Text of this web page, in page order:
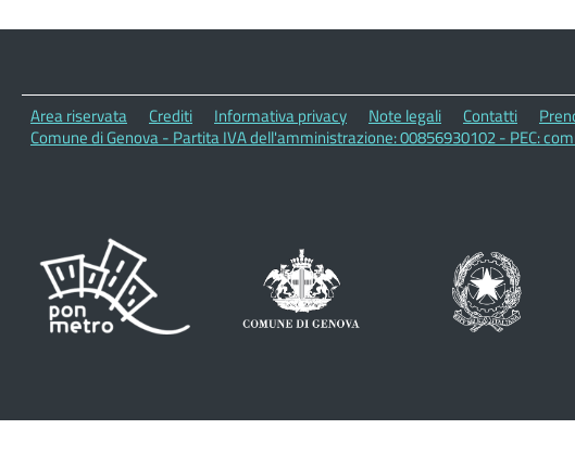
Area riservata Crediti Informativa privacy Note legali Contatti
Comune di Genova - Partita IVA dell'amministrazione: 00856930102 - PEC: